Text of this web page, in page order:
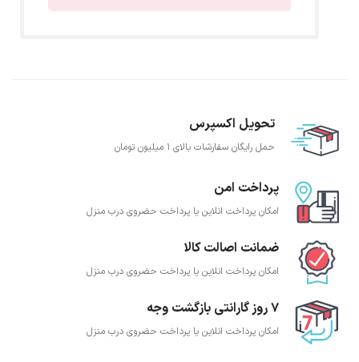
تحویل اکسپرس
حمل رایگان سفارشات بالای 1 میلیون تومان
پرداخت امن
امکان پرداخت انلاین یا پرداخت حضروی درب منزل
ضمانت اصالت کالا
امکان پرداخت انلاین یا پرداخت حضروی درب منزل
7 روز گارانتی بازگشت وجه
امکان پرداخت انلاین یا پرداخت حضروی درب منزل